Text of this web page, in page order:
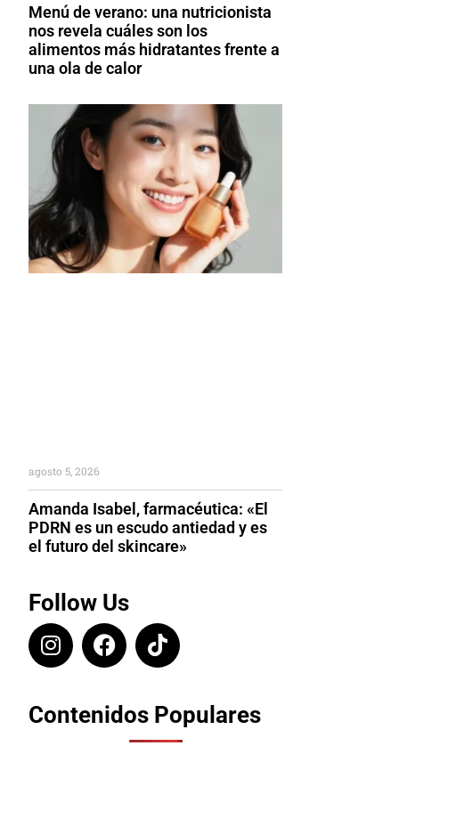
Menú de verano: una nutricionista
nos revela cuáles son los
alimentos más hidratantes frente a
una ola de calor
Amanda Isabel, farmacéutica: «El
PDRN es un escudo antiedad y es
el futuro del skincare»
agosto 5, 2026
Follow Us
Contenidos Populares